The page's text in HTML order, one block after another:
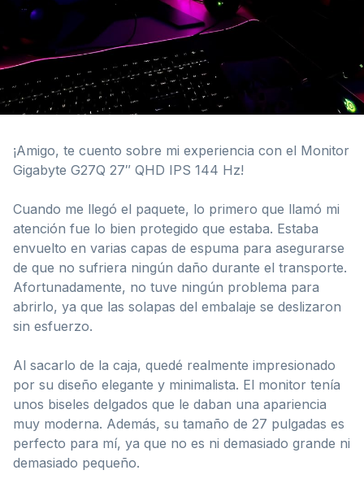
¡Amigo, te cuento sobre mi experiencia con el Monitor
Gigabyte G27Q 27″ QHD IPS 144 Hz!
Cuando me llegó el paquete, lo primero que llamó mi
atención fue lo bien protegido que estaba. Estaba
envuelto en varias capas de espuma para asegurarse
de que no sufriera ningún daño durante el transporte.
Afortunadamente, no tuve ningún problema para
abrirlo, ya que las solapas del embalaje se deslizaron
sin esfuerzo.
Al sacarlo de la caja, quedé realmente impresionado
por su diseño elegante y minimalista. El monitor tenía
unos biseles delgados que le daban una apariencia
muy moderna. Además, su tamaño de 27 pulgadas es
perfecto para mí, ya que no es ni demasiado grande ni
demasiado pequeño.